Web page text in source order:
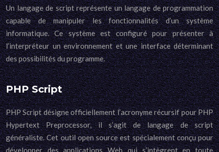
Un langage de script représente un langage de programmation
capable de manipuler les fonctionnalités d’un système
informatique. Ce système est configuré pour présenter à
l’interpréteur un environnement et une interface déterminant
des possibilités du programme.
PHP Script
PHP Script désigne officiellement l’acronyme récursif pour PHP
Hypertext Preprocessor, il s’agit de langage de script
généraliste. Cet outil open source est spécialement conçu pour
développer des applications Web qui s’intègrent en toute